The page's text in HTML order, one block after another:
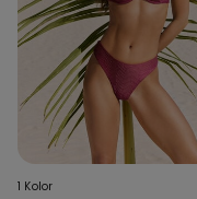
1 Kolor